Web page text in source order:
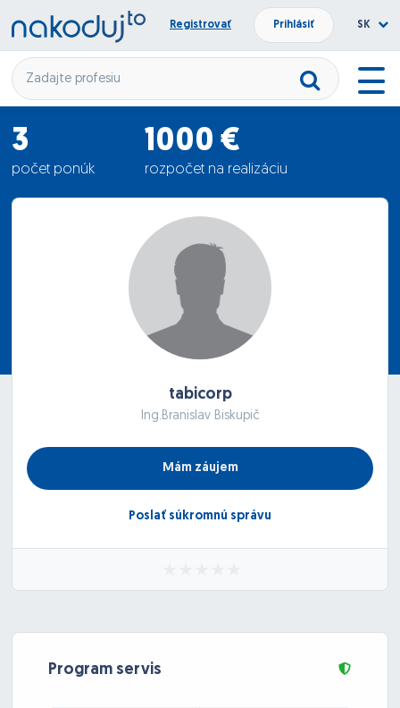
Registrovať Prihlásiť SK
3
počet ponúk
1000 €
rozpočet na realizáciu
900 €
tabicorp
Ing.Branislav Biskupič
Mám záujem
Poslať súkromnú správu
Program servis